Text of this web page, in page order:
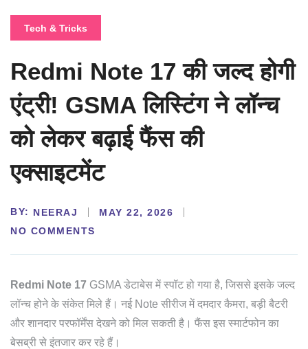
Tech & Tricks
Redmi Note 17 की जल्द होगी
एंट्री! GSMA लिस्टिंग ने लॉन्च
को लेकर बढ़ाई फैंस की
एक्साइटमेंट
BY: NEERAJ
MAY 22, 2026
NO COMMENTS
Redmi Note 17 GSMA डेटाबेस में स्पॉट हो गया है, जिससे इसके जल्द
लॉन्च होने के संकेत मिले हैं। नई Note सीरीज में दमदार कैमरा, बड़ी बैटरी
और शानदार परफॉर्मेंस देखने को मिल सकती है। फैंस इस स्मार्टफोन का
बेसब्री से इंतजार कर रहे हैं।